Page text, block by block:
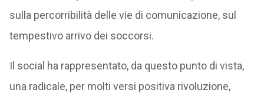
sulla percorribilità delle vie di comunicazione, sul
tempestivo arrivo dei soccorsi.
Il social ha rappresentato, da questo punto di vista,
una radicale, per molti versi positiva rivoluzione,